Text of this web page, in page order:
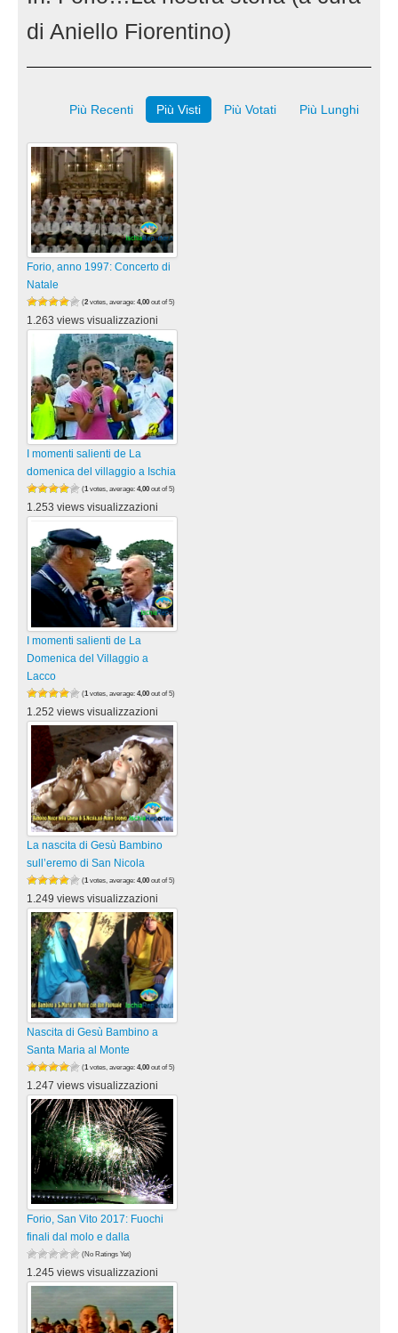
di Aniello Fiorentino)
Più Recenti Più Visti Più Votati Più Lunghi
Forio, anno 1997: Concerto di
Natale
(2 votes, average: 4,00 out of 5)
1.263 views visualizzazioni
I momenti salienti de La
domenica del villaggio a Ischia
(1 votes, average: 4,00 out of 5)
1.253 views visualizzazioni
I momenti salienti de La
Domenica del Villaggio a
Lacco
(1 votes, average: 4,00 out of 5)
1.252 views visualizzazioni
La nascita di Gesù Bambino
sull’eremo di San Nicola
(1 votes, average: 4,00 out of 5)
1.249 views visualizzazioni
Nascita di Gesù Bambino a
Santa Maria al Monte
(1 votes, average: 4,00 out of 5)
1.247 views visualizzazioni
Forio, San Vito 2017: Fuochi
finali dal molo e dalla
(No Ratings Yet)
1.245 views visualizzazioni